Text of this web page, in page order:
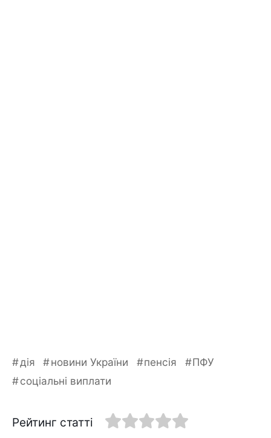
дія новини України пенсія
ПФУ
соціальні виплати
Рейтинг статті